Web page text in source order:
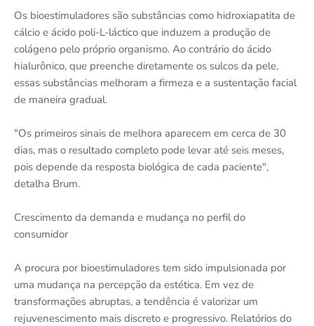
Os bioestimuladores são substâncias como hidroxiapatita de
cálcio e ácido poli-L-láctico que induzem a produção de
colágeno pelo próprio organismo. Ao contrário do ácido
hialurônico, que preenche diretamente os sulcos da pele,
essas substâncias melhoram a firmeza e a sustentação facial
de maneira gradual.
"Os primeiros sinais de melhora aparecem em cerca de 30
dias, mas o resultado completo pode levar até seis meses,
pois depende da resposta biológica de cada paciente",
detalha Brum.
Crescimento da demanda e mudança no perfil do
consumidor
A procura por bioestimuladores tem sido impulsionada por
uma mudança na percepção da estética. Em vez de
transformações abruptas, a tendência é valorizar um
rejuvenescimento mais discreto e progressivo. Relatórios do